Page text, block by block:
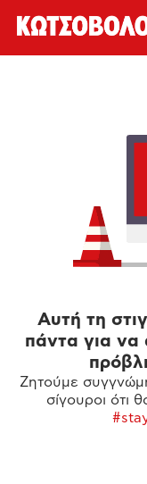
Αυτή τη
πάντα για να
Ζητούμε
σίγουροι ότι